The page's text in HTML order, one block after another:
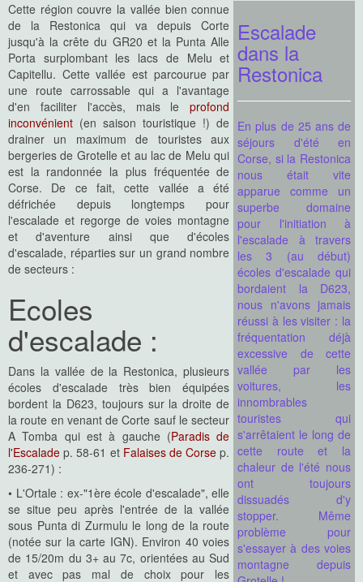
Escalade
dans la
Restonica
En plus de 25 ans de
séjours d'été en
Corse, si la Restonica
nous était vite
apparue comme un
superbe domaine
pour l'initiation à
l'escalade à travers
les 3 (au début)
écoles d'escalade qui
bordaient la D623,
nous n'avons jamais
réussi à les visiter : la
fréquentation déjà
excessive de cette
vallée par les
voitures, les
innombrables
touristes qui
s'arrêtaient le long de
cette route et la
chaleur de l'été nous
ont toujours
dissuadés d'y
stopper. Même
problème pour
s'essayer à des voies
montagne depuis
Cette région couvre la vallée bien connue
de la Restonica qui va depuis Corte
jusqu'à la crête du GR20 et la Punta Alle
Porta surplombant les lacs de Melu et
Capitellu. Cette vallée est parcourue par
une route carrossable qui a l'avantage
d'en faciliter l'accès, mais leprofond
inconvénient (en saison touristique !) de
drainer un maximum de touristes aux
bergeries de Grotelle et au lac de Melu qui
est la randonnée la plus fréquentée de
Corse. De ce fait, cette vallée a été
défrichée depuis longtemps pour
l'escalade et regorge de voies montagne
et d'aventure ainsi que d'écoles
d'escalade, réparties sur un grand nombre
de secteurs :
Ecoles
d'escalade :
Dans la vallée de la Restonica, plusieurs
écoles d'escalade très bien équipées
bordent la D623, toujours sur la droite de
la route en venant de Corte sauf le secteur
A Tomba qui est à gauche (Paradis de
l'Escalade p. 58-61 et Falaises de Corse p.
236-271) :
• L'Ortale : ex-"1ère école d'escalade", elle
se situe peu après l'entrée de la vallée
sous Punta di Zurmulu le long de la route
(notée sur la carte IGN). Environ 40 voies
de 15/20m du 3+ au 7c, orientées au Sud
et avec pas mal de choix pour les